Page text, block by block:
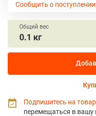
Сообщить о поступлении
Общий вес
0.1 кг
Подпишитесь на товар
перемещаться в вашу